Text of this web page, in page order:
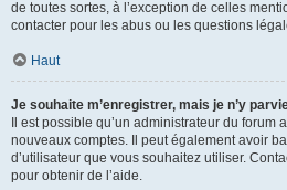
de toutes sortes, à l’exception de celles
contacter pour les abus ou les questions
Haut
Je souhaite m’enregistrer, mais je n’y
Il est possible qu’un administrateur du forum
nouveaux comptes. Il peut également avoir
d’utilisateur que vous souhaitez utiliser.
pour obtenir de l’aide.